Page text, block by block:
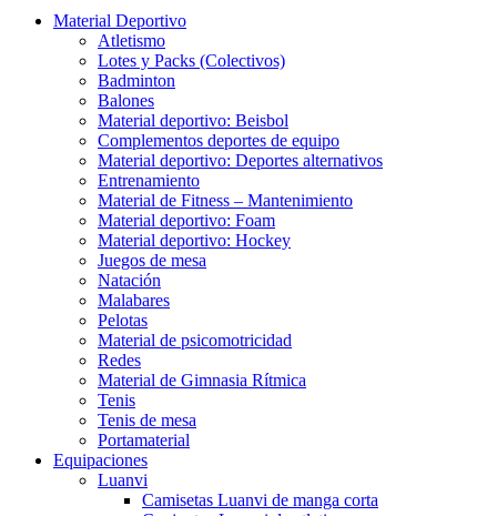
Material Deportivo
Atletismo
Lotes y Packs (Colectivos)
Badminton
Balones
Material deportivo: Beisbol
Complementos deportes de equipo
Material deportivo: Deportes alternativos
Entrenamiento
Material de Fitness – Mantenimiento
Material deportivo: Foam
Material deportivo: Hockey
Juegos de mesa
Natación
Malabares
Pelotas
Material de psicomotricidad
Redes
Material de Gimnasia Rítmica
Tenis
Tenis de mesa
Portamaterial
Equipaciones
Luanvi
Camisetas Luanvi de manga corta